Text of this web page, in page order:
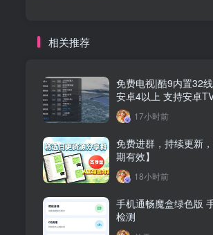
💾 资源下载
夸克网盘：https://pan.quark.cn/
相关推荐
免费电视|酷9内置32
安卓4以上 支持安卓
17小时前
免费进群，持续更新
期有效】
18小时前
手机通畅魔盒绿色版
检测